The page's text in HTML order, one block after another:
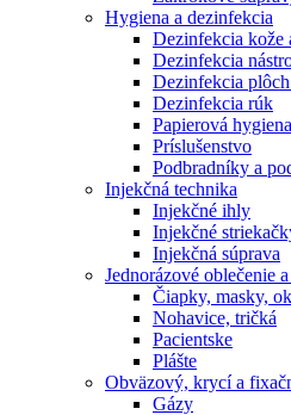
Hygiena a dezinfekcia
Dezinfekcia kože
Dezinfekcia
Dezinfekcia
Dezinfekcia rúk
Papierová hygiena
Príslušenstvo
Podbradníky a
Injekčná technika
Injekčné ihly
Injekčné
Injekčná súprava
Jednorázové oblečenie
Čiapky, masky,
Nohavice, tričká
Pacientske
Plášte
Obväzový, krycí a
Gázy